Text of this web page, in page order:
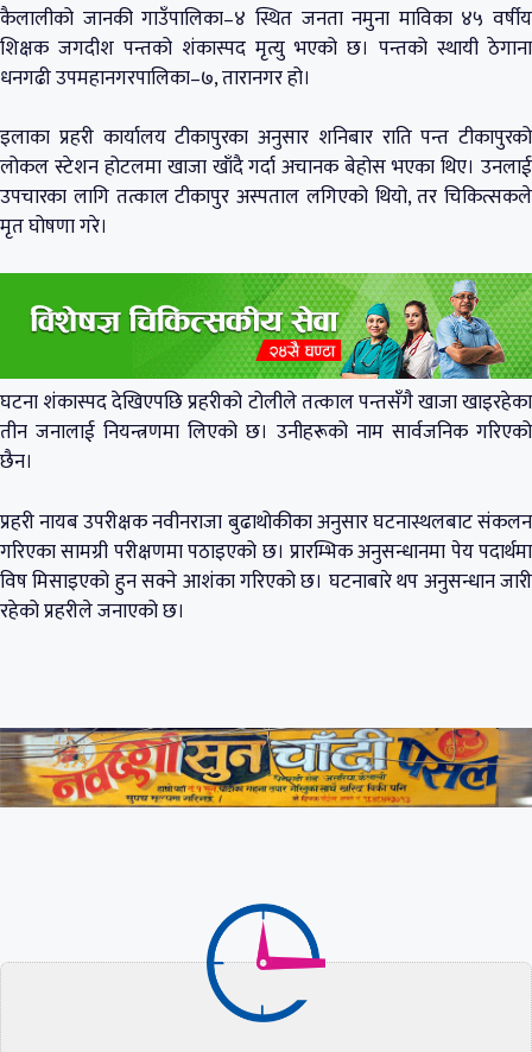
कैलालीको जानकी गाउँपालिका–४ स्थित जनता नमुना माविका ४५ वर्षीय
शिक्षक जगदीश पन्तको शंकास्पद मृत्यु भएको छ। पन्तको स्थायी ठेगाना
धनगढी उपमहानगरपालिका–७, तारानगर हो।
इलाका प्रहरी कार्यालय टीकापुरका अनुसार शनिबार राति पन्त टीकापुरको
लोकल स्टेशन होटलमा खाजा खाँदै गर्दा अचानक बेहोस भएका थिए। उनलाई
उपचारका लागि तत्काल टीकापुर अस्पताल लगिएको थियो, तर चिकित्सकले
मृत घोषणा गरे।
घटना शंकास्पद देखिएपछि प्रहरीको टोलीले तत्काल पन्तसँगै खाजा खाइरहेका
तीन जनालाई नियन्त्रणमा लिएको छ। उनीहरूको नाम सार्वजनिक गरिएको
छैन।
प्रहरी नायब उपरीक्षक नवीनराजा बुढाथोकीका अनुसार घटनास्थलबाट संकलन
गरिएका सामग्री परीक्षणमा पठाइएको छ। प्रारम्भिक अनुसन्धानमा पेय पदार्थमा
विष मिसाइएको हुन सक्ने आशंका गरिएको छ। घटनाबारे थप अनुसन्धान जारी
रहेको प्रहरीले जनाएको छ।